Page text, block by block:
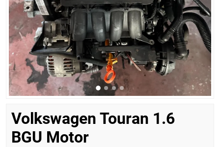
Volkswagen Touran 1.6
BGU Motor